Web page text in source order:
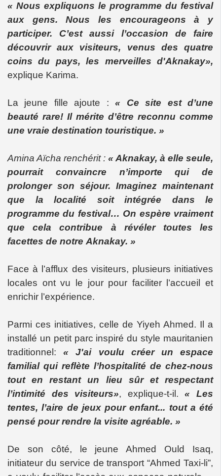
« Nous expliquons le programme du festival
aux gens. Nous les encourageons à y
participer. C’est aussi l’occasion de faire
découvrir aux visiteurs, venus des quatre
coins du pays, les merveilles d'Aknakay»,
explique Karima.
La jeune fille ajoute : « Ce site est d’une
beauté rare! Il mérite d’être reconnu comme
une vraie destination touristique. »
Amina Aïcha renchérit : « Aknakay, à elle seule,
pourrait convaincre n’importe qui de
prolonger son séjour. Imaginez maintenant
que la localité soit intégrée dans le
programme du festival… On espère vraiment
que cela contribue à révéler toutes les
facettes de notre Aknakay. »
Face à l’afflux des visiteurs, plusieurs initiatives
locales ont vu le jour pour faciliter l’accueil et
enrichir l’expérience.
Parmi ces initiatives, celle de Yiyeh Ahmed. Il a
installé un petit parc inspiré du style mauritanien
traditionnel:« J'ai voulu créer un espace
familial qui reflète l’hospitalité de chez-nous
tout en restant un lieu sûr et respectant
l’intimité des visiteurs», explique-t-il.« Les
tentes, l’aire de jeux pour enfant... tout a été
pensé pour rendre la visite agréable. »
De son côté, le jeune Ahmed Ould Isaq,
initiateur du service de transport “Ahmed Taxi-li”,